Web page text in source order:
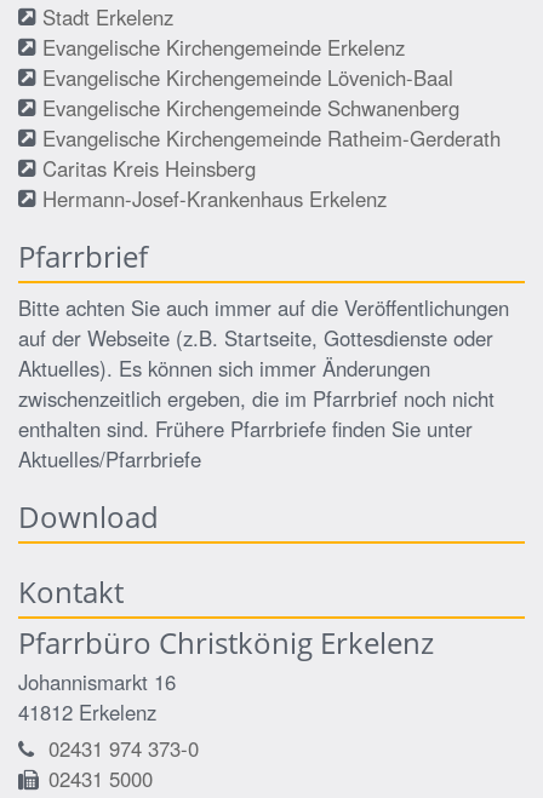
Stadt Erkelenz
Evangelische Kirchengemeinde Erkelenz
Evangelische Kirchengemeinde Lövenich-Baal
Evangelische Kirchengemeinde Schwanenberg
Evangelische Kirchengemeinde Ratheim-Gerderath
Caritas Kreis Heinsberg
Hermann-Josef-Krankenhaus Erkelenz
Pfarrbrief
Bitte achten Sie auch immer auf die Veröffentlichungen
auf der Webseite (z.B. Startseite, Gottesdienste oder
Aktuelles). Es können sich immer Änderungen
zwischenzeitlich ergeben, die im Pfarrbrief noch nicht
enthalten sind. Frühere Pfarrbriefe finden Sie unter
Aktuelles/Pfarrbriefe
Download
Kontakt
Pfarrbüro Christkönig Erkelenz
Johannismarkt 16
41812 Erkelenz
02431 974 373-0
02431 5000